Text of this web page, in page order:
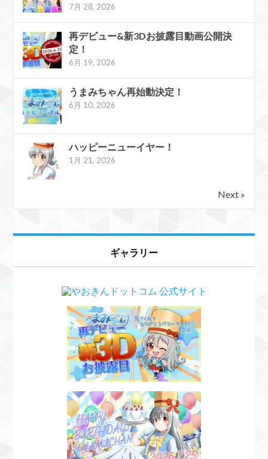
7月 28, 2026
再デビュー&新3Dお披露目動画公開決
定！
6月 19, 2026
うまみちゃん再始動決定！
6月 10, 2026
ハッピーニューイヤー！
1月 21, 2026
Next »
ギャラリー